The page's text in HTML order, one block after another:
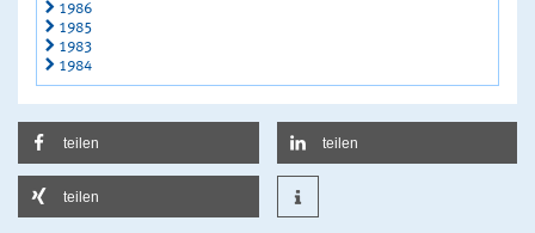
1986
1985
1983
1984
teilen teilen
teilen